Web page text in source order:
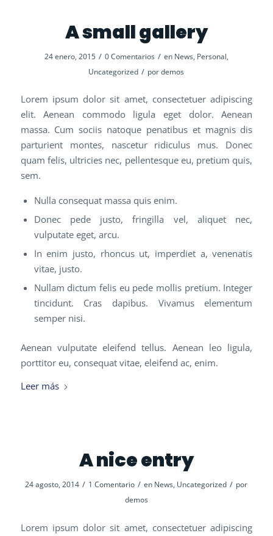
A small gallery
24 enero, 2015 / 0 Comentarios / en News, Personal,
Uncategorized / pordemos
Lorem ipsum dolor sit amet, consectetuer adipiscing
elit. Aenean commodo ligula eget dolor. Aenean
massa. Cum sociis natoque penatibus et magnis dis
parturient montes, nascetur ridiculus mus. Donec
quam felis, ultricies nec, pellentesque eu, pretium quis,
sem.
Nulla consequat massa quis enim.
Donec pede justo, fringilla vel, aliquet nec,
vulputate eget, arcu.
In enim justo, rhoncus ut, imperdiet a, venenatis
vitae, justo.
Nullam dictum felis eu pede mollis pretium. Integer
tincidunt. Cras dapibus. Vivamus elementum
semper nisi.
Aenean vulputate eleifend tellus. Aenean leo ligula,
porttitor eu, consequat vitae, eleifend ac, enim.
Leer más
A nice entry
24 agosto, 2014 / 1 Comentario / en News, Uncategorized / por
demos
Lorem ipsum dolor sit amet, consectetuer adipiscing